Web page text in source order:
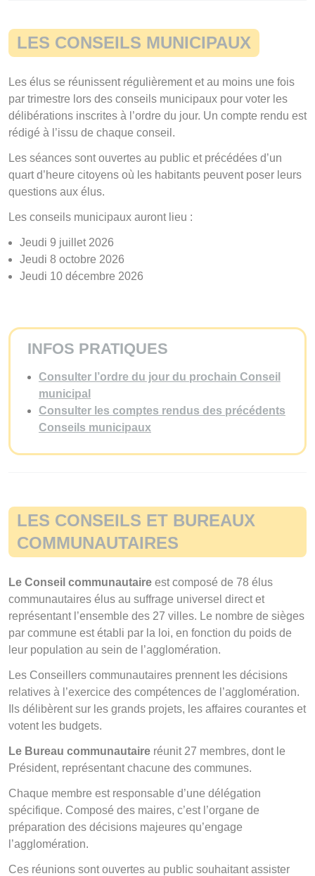
LES CONSEILS MUNICIPAUX
Les élus se réunissent régulièrement et au moins une fois
par trimestre lors des conseils municipaux pour voter les
délibérations inscrites à l’ordre du jour. Un compte rendu est
rédigé à l’issu de chaque conseil.
Les séances sont ouvertes au public et précédées d’un
quart d’heure citoyens où les habitants peuvent poser leurs
questions aux élus.
Les conseils municipaux auront lieu :
Jeudi 9 juillet 2026
Jeudi 8 octobre 2026
Jeudi 10 décembre 2026
INFOS PRATIQUES
Consulter l’ordre du jour du prochain Conseil
municipal
Consulter les comptes rendus des précédents
Conseils municipaux
LES CONSEILS ET BUREAUX
COMMUNAUTAIRES
Le Conseil communautaire est composé de 78 élus
communautaires élus au suffrage universel direct et
représentant l’ensemble des 27 villes. Le nombre de sièges
par commune est établi par la loi, en fonction du poids de
leur population au sein de l’agglomération.
Les Conseillers communautaires prennent les décisions
relatives à l’exercice des compétences de l’agglomération.
Ils délibèrent sur les grands projets, les affaires courantes et
votent les budgets.
Le Bureau communautaire réunit 27 membres, dont le
Président, représentant chacune des communes.
Chaque membre est responsable d’une délégation
spécifique. Composé des maires, c’est l’organe de
préparation des décisions majeures qu’engage
l’agglomération.
Ces réunions sont ouvertes au public souhaitant assister